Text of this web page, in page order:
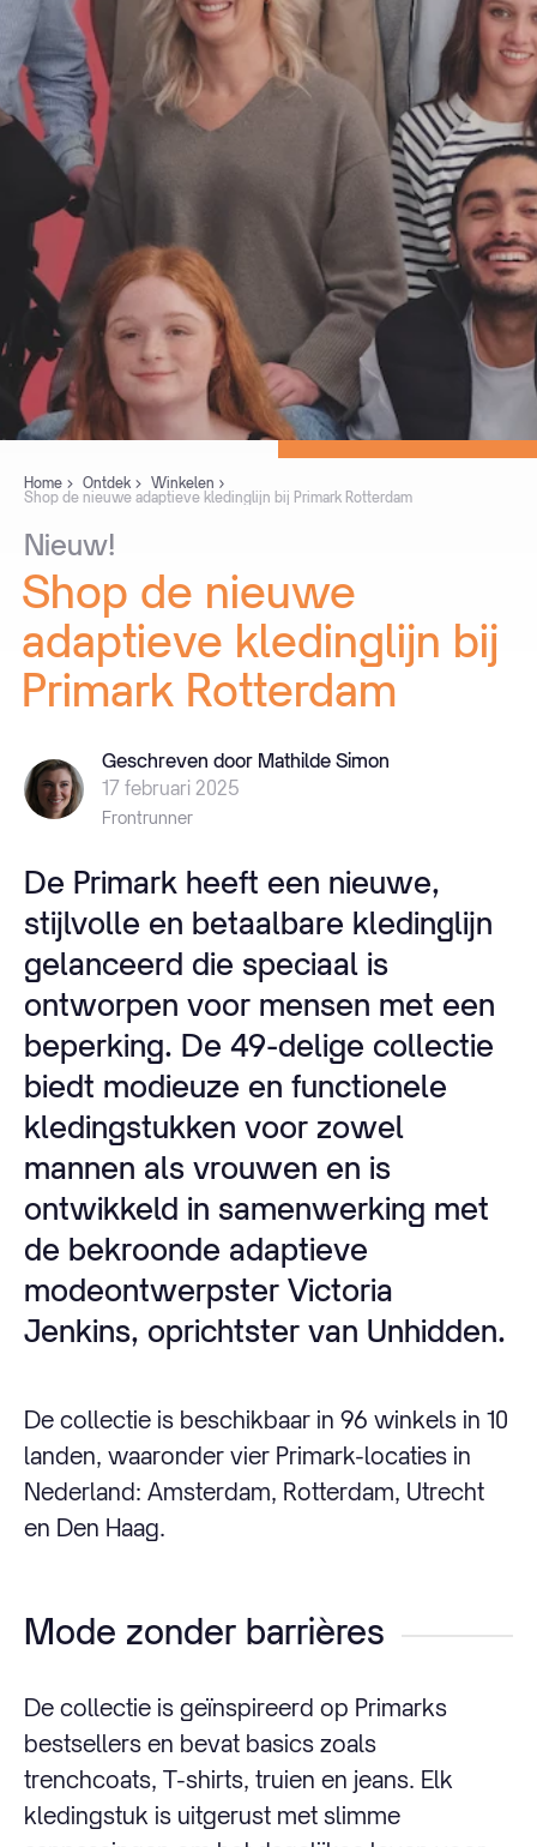
Home Ontdek
Winkelen
Shop de nieuwe adaptieve kledinglijn bij Primark Rotterdam
Nieuw!
Shop de nieuwe
adaptieve kledinglijn bij
Primark Rotterdam
Geschreven door Mathilde Simon
17 februari 2025
Frontrunner
De Primark heeft een nieuwe,
stijlvolle en betaalbare kledinglijn
gelanceerd die speciaal is
ontworpen voor mensen met een
beperking. De 49-delige collectie
biedt modieuze en functionele
kledingstukken voor zowel
mannen als vrouwen en is
ontwikkeld in samenwerking met
de bekroonde adaptieve
modeontwerpster Victoria
Jenkins, oprichtster van Unhidden.
De collectie is beschikbaar in 96 winkels in 10
landen, waaronder vier Primark-locaties in
Nederland: Amsterdam, Rotterdam, Utrecht
en Den Haag.
Mode zonder barrières
De collectie is geïnspireerd op Primarks
bestsellers en bevat basics zoals
trenchcoats, T-shirts, truien en jeans. Elk
kledingstuk is uitgerust met slimme